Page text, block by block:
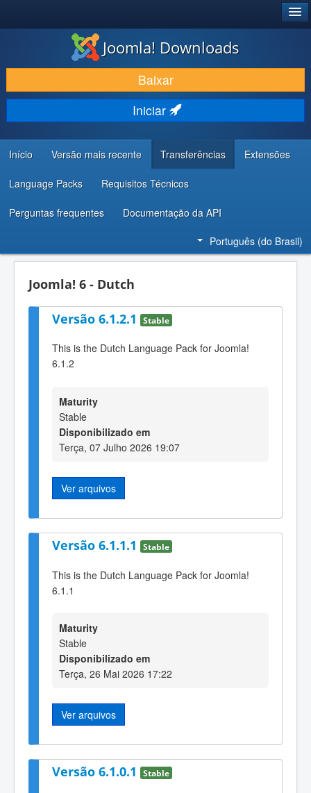
BAIXAR E APRIMORAR
DESCUBRA & APRENDA
COMUNIDADE & SUPORTE
RECURSOS PARA DESENVOLVEDORES
Joomla! Downloads
Baixar
Iniciar
Início Versão mais recente Transferências Extensões
Language Packs Requisitos Técnicos
Perguntas frequentes Documentação da API
Português (do Brasil)
Joomla! 6 - Dutch
Versão 6.1.2.1 Stable
This is the Dutch Language Pack for Joomla!
6.1.2
Maturity
Stable
Disponibilizado em
Terça, 07 Julho 2026 19:07
Ver arquivos
Versão 6.1.1.1 Stable
This is the Dutch Language Pack for Joomla!
6.1.1
Maturity
Stable
Disponibilizado em
Terça, 26 Mai 2026 17:22
Ver arquivos
Versão 6.1.0.1 Stable